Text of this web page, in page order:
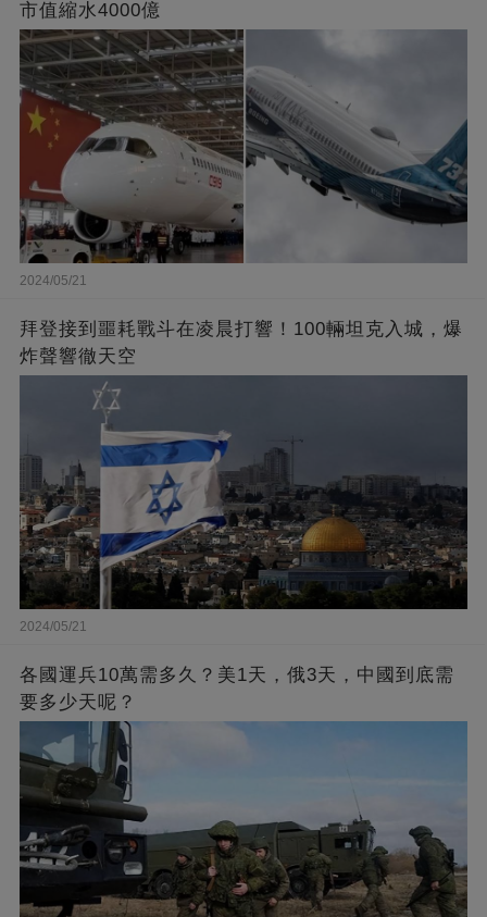
市值縮水4000億
2024/05/21
拜登接到噩耗戰斗在凌晨打響！100輛坦克入城，爆
炸聲響徹天空
2024/05/21
各國運兵10萬需多久？美1天，俄3天，中國到底需
要多少天呢？